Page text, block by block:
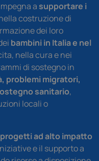
a supportare i
costruzione di
dei loro
bambini in Italia e nel
nella cura e nei
di sostegno in
problemi migratori,
sanitario,
locali o
progetti ad alto impatto
e il supporto a